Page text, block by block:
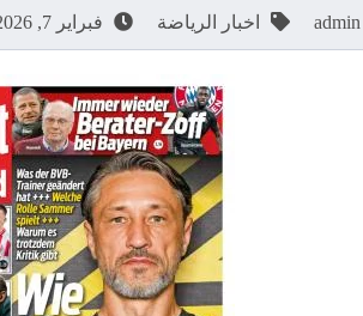
admin اخبار الرياضة فبراير 7, 2026